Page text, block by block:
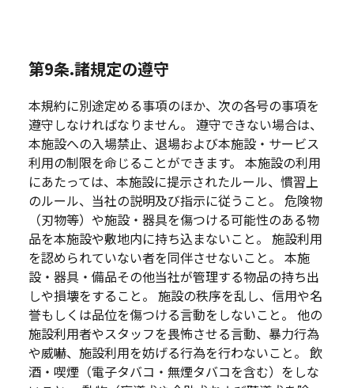
第9条.諸規定の遵守
本規約に別途定める事項のほか、次の各号の事項を
遵守しなければなりません。 遵守できない場合は、
本施設への入場禁止、退場および本施設・サービス
利用の制限を命じることができます。 本施設の利用
にあたっては、本施設に提示されたルール、慣習上
のルール、当社の説明及び指示に従うこと。 危険物
（刃物等）や施設・器具を傷つける可能性のある物
品を本施設や敷地内に持ち込まないこと。 施設利用
を認められていない者を同伴させないこと。 本施
設・器具・備品その他当社が管理する物品の持ち出
しや損壊をすること。 施設の秩序を乱し、信用や名
誉もしくは品位を傷つける言動をしないこと。 他の
施設利用者やスタッフを畏怖させる言動、暴力行為
や威嚇、施設利用を妨げる行為を行わないこと。 飲
酒・喫煙（電子タバコ・無煙タバコを含む）をしな